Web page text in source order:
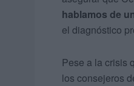
hablamos de
el diagnóstico
Pese a la crisis
los consejeros